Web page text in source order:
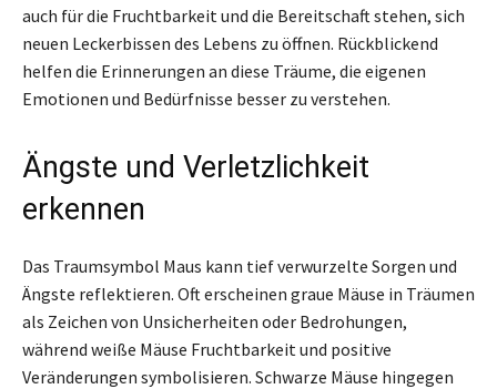
auch für die Fruchtbarkeit und die Bereitschaft stehen, sich
neuen Leckerbissen des Lebens zu öffnen. Rückblickend
helfen die Erinnerungen an diese Träume, die eigenen
Emotionen und Bedürfnisse besser zu verstehen.
Ängste und Verletzlichkeit
erkennen
Das Traumsymbol Maus kann tief verwurzelte Sorgen und
Ängste reflektieren. Oft erscheinen graue Mäuse in Träumen
als Zeichen von Unsicherheiten oder Bedrohungen,
während weiße Mäuse Fruchtbarkeit und positive
Veränderungen symbolisieren. Schwarze Mäuse hingegen